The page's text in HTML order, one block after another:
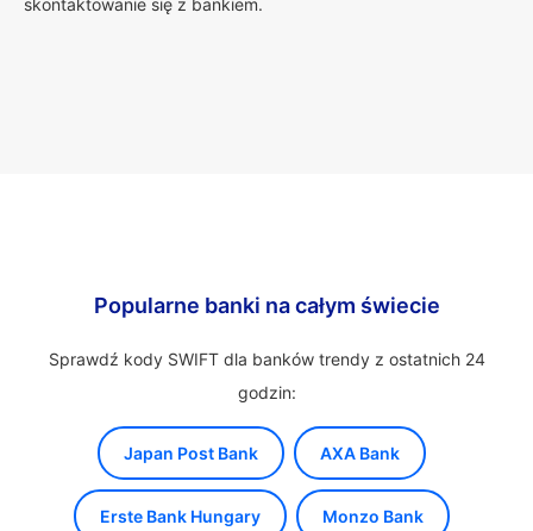
skontaktowanie się z bankiem.
Popularne banki na całym świecie
Sprawdź kody SWIFT dla banków trendy z ostatnich 24
godzin:
Japan Post Bank AXA Bank
Erste Bank Hungary Monzo Bank